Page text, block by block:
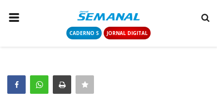
CADERNO S JORNAL DIGITAL
COLUNISTAS
CONTATO